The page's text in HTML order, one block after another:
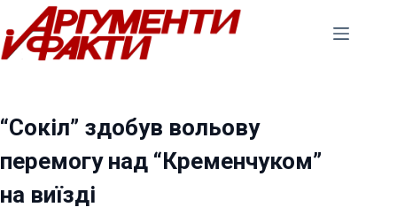
Перейти
до
вмісту
“Сокіл” здобув вольову
перемогу над “Кременчуком”
на виїзді